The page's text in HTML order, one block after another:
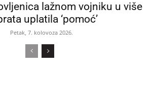
lažnom vojniku u više
uplatila ‘pomoć’
Petak, 7. kolovoza 2026.